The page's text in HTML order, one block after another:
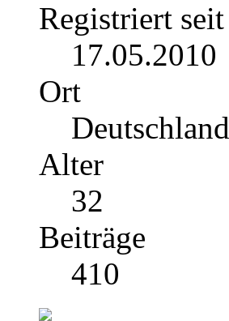
Registriert seit
17.05.2010
Ort
Deutschland
Alter
32
Beiträge
410